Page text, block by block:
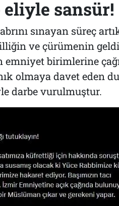
sansür!
sınayan süreç
ve çürümenin
emniyet birimlerine
olmaya davet eden
darbe vurulmuştur.